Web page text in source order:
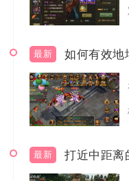
最新 如何有效地
最新